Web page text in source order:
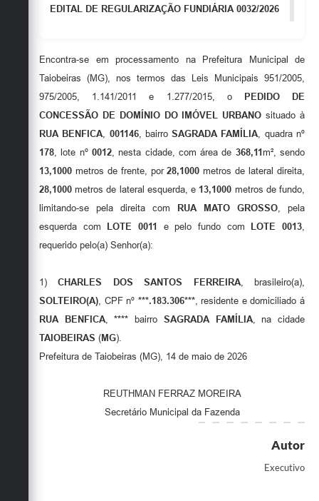
Telefones Úteis
Sala M. do Empreendedor
Secretarias
EDITAL DE REGULARIZAÇÃO FUNDIÁRIA 0032/2026
Encontra-se em processamento na Prefeitura Municipal de
Taiobeiras (MG), nos termos das Leis Municipais 951/2005,
975/2005, 1.141/2011 e 1.277/2015, o
PEDIDO DE
CONCESSÃO DE DOMÍNIO DO IMÓVEL URBANOsituado à
RUA BENFICA, 001146, bairroSAGRADA FAMÍLIA, quadra nº
178, lote nº 0012, nesta cidade, com área de 368,11 m², sendo
13,1000 metros de frente, por28,1000 metros de lateral direita,
28,1000 metros de lateral esquerda, e 13,1000 metros de fundo,
limitando-se pela direita com
RUA MATO GROSSO, pela
esquerda com
LOTE 0011 e pelo fundo com LOTE 0013,
requerido pelo(a) Senhor(a):
1)CHARLES DOS SANTOS FERREIRA, brasileiro(a),
SOLTEIRO(A), CPF nº ***.183.306***, residente e domiciliado á
RUA BENFICA,**** bairro SAGRADA FAMÍLIA, na cidade
TAIOBEIRAS (MG).
Prefeitura de Taiobeiras (MG), 14 de maio de 2026
REUTHMAN FERRAZ MOREIRA
Secretário Municipal da Fazenda
Autor
Executivo